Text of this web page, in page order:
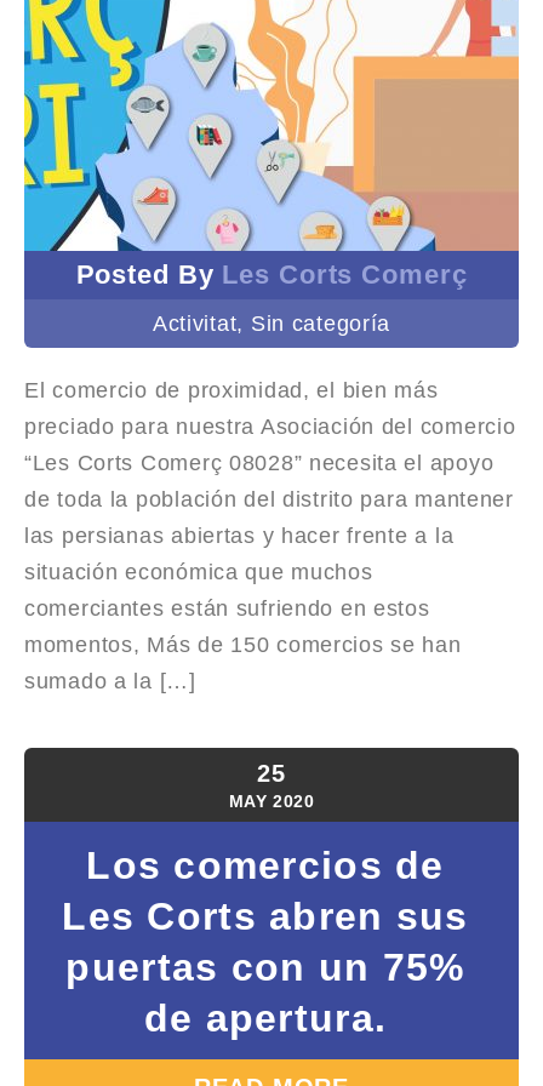
Posted By Les Corts Comerç
Activitat, Sin categoría
El comercio de proximidad, el bien más
preciado para nuestra Asociación del comercio
“Les Corts Comerç 08028” necesita el apoyo
de toda la población del distrito para mantener
las persianas abiertas y hacer frente a la
situación económica que muchos
comerciantes están sufriendo en estos
momentos, Más de 150 comercios se han
sumado a la […]
25
MAY 2020
Los comercios de
Les Corts abren sus
puertas con un 75%
de apertura.